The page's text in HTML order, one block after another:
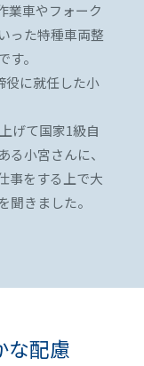
業車やフォーク
った特種車両整
。
役に就任した小
げて国家1級自
る小宮さんに、
事をする上で大
聞きました。
な配慮